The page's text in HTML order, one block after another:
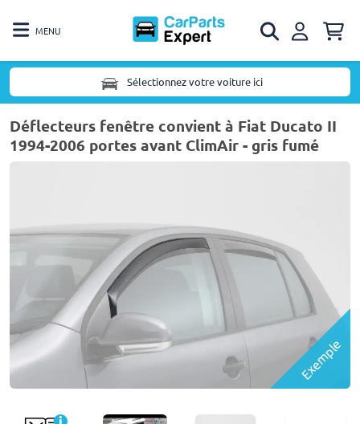
MENU
Sélectionnez votre voiture ici
Déflecteurs fenêtre convient à Fiat Ducato II
1994-2006 portes avant ClimAir - gris fumé
Exemple